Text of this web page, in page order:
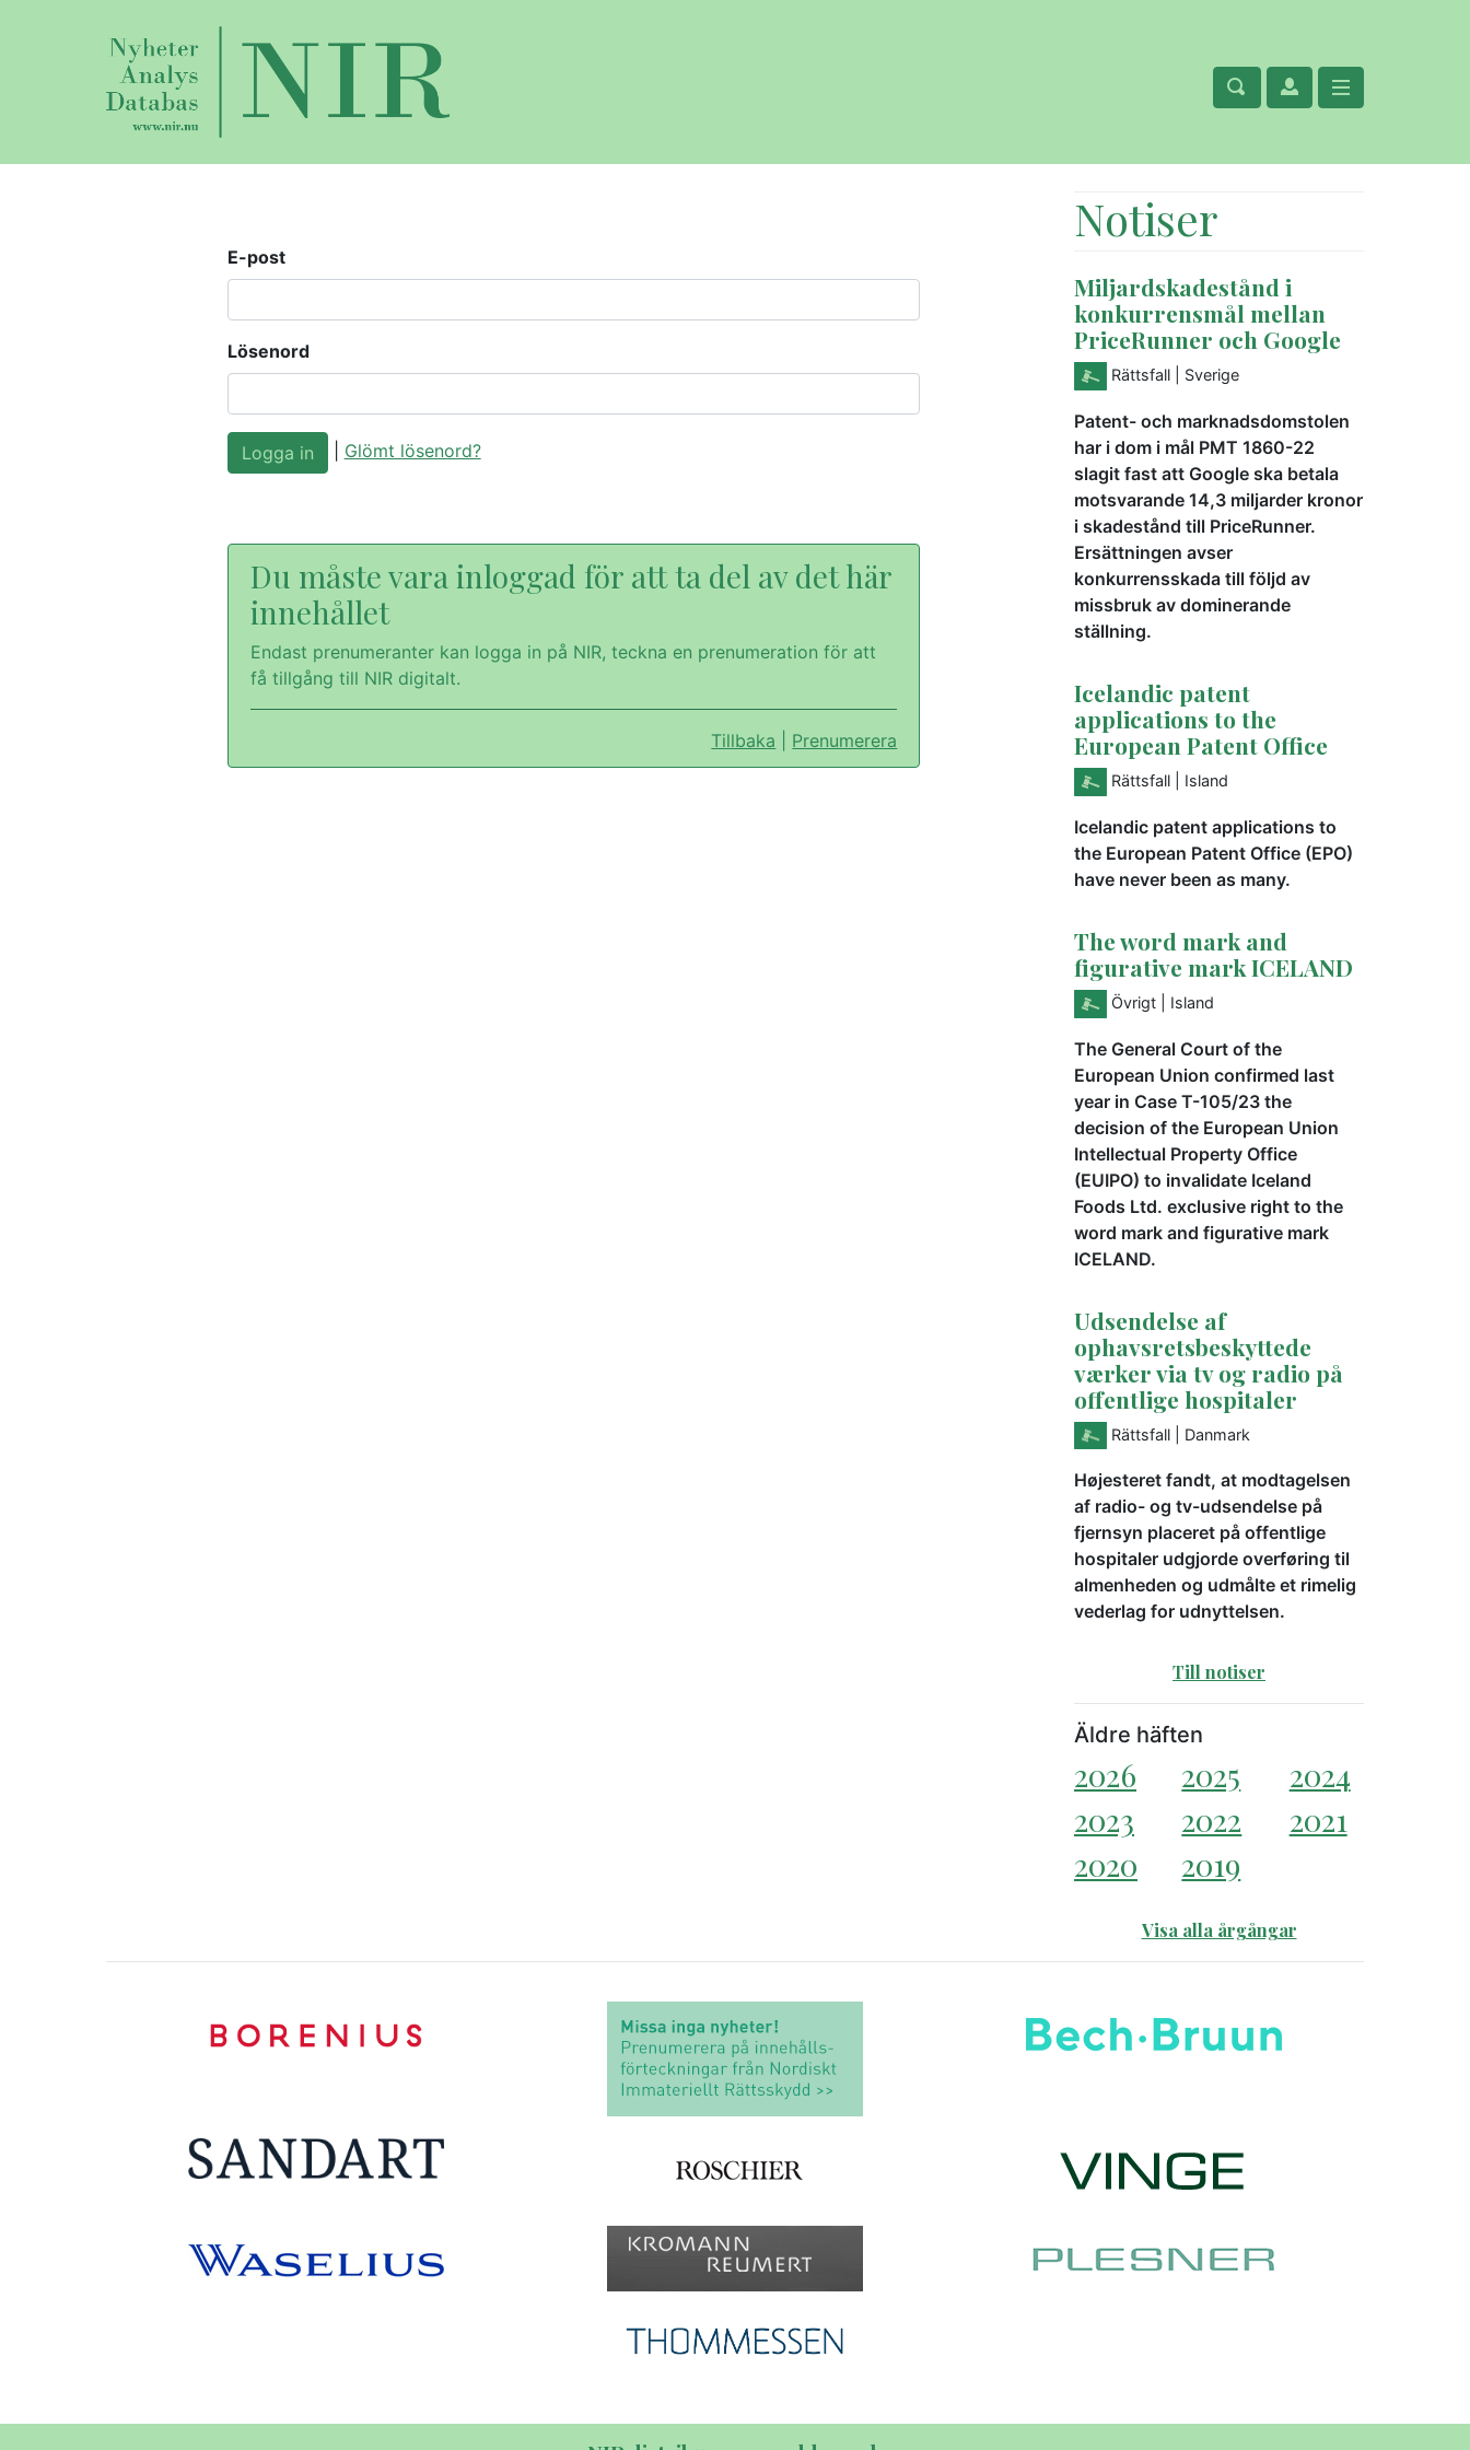
E-post
Lösenord
Glömt lösenord?
Du måste vara inloggad för att ta del av det här
innehållet
Endast prenumeranter kan logga in på NIR, teckna en prenumeration för att
få tillgång till NIR digitalt.
Tillbaka Prenumerera
Notiser
Miljardskadestånd i
konkurrensmål mellan
PriceRunner och Google
Rättsfall | Sverige
Patent- och marknadsdomstolen
har i dom i mål PMT 1860-22
slagit fast att Google ska betala
motsvarande 14,3 miljarder kronor
i skadestånd till PriceRunner.
Ersättningen avser
konkurrensskada till följd av
missbruk av dominerande
ställning.
Icelandic patent
applications to the
European Patent Office
Rättsfall | Island
Icelandic patent applications to
the European Patent Office (EPO)
have never been as many.
The word mark and
figurative mark ICELAND
Övrigt | Island
The General Court of the
European Union confirmed last
year in Case T-105/23 the
decision of the European Union
Intellectual Property Office
(EUIPO) to invalidate Iceland
Foods Ltd. exclusive right to the
word mark and figurative mark
ICELAND.
Udsendelse af
ophavsretsbeskyttede
værker via tv og radio på
offentlige hospitaler
Rättsfall | Danmark
Højesteret fandt, at modtagelsen
af radio- og tv-udsendelse på
fjernsyn placeret på offentlige
hospitaler udgjorde overføring til
almenheden og udmålte et rimelig
vederlag for udnyttelsen.
Till notiser
Äldre häften
2026 2025
2024
2023
2022
2021
2020
2019
Visa alla årgångar